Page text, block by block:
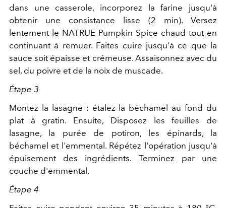
dans une casserole, incorporez la farine jusqu'à
obtenir une consistance lisse (2 min). Versez
lentement le NATRUE Pumpkin Spice chaud tout en
continuant à remuer. Faites cuire jusqu'à ce que la
sauce soit épaisse et crémeuse. Assaisonnez avec du
sel, du poivre et de la noix de muscade.
Étape 3
Montez la lasagne : étalez la béchamel au fond du
plat à gratin. Ensuite, Disposez les feuilles de
lasagne, la purée de potiron, les épinards, la
béchamel et l'emmental. Répétez l'opération jusqu'à
épuisement des ingrédients. Terminez par une
couche d'emmental.
Étape 4